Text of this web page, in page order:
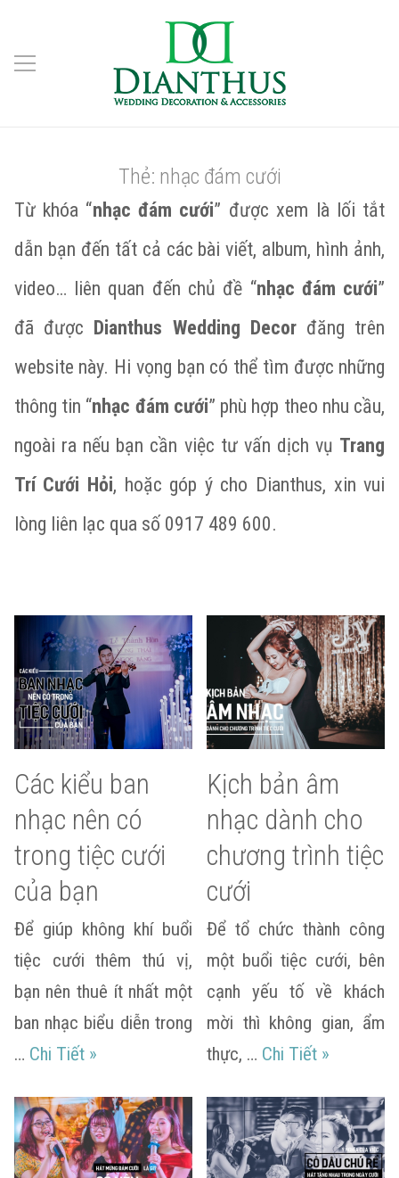
Thẻ: nhạc đám cưới
Từ khóa “nhạc đám cưới” được xem là lối tắt
dẫn bạn đến tất cả các bài viết, album, hình ảnh,
video… liên quan đến chủ đề “nhạc đám cưới”
đã được Dianthus Wedding Decorđăng trên
website này. Hi vọng bạn có thể tìm được những
thông tin “nhạc đám cưới” phù hợp theo nhu cầu,
ngoài ra nếu bạn cần việc tư vấn dịch vụ Trang
Trí Cưới Hỏi, hoặc góp ý cho Dianthus, xin vui
lòng liên lạc qua số 0917 489 600.
Các kiểu ban
nhạc nên có
trong tiệc cưới
của bạn
Để giúp không khí buổi
tiệc cưới thêm thú vị,
bạn nên thuê ít nhất một
ban nhạc biểu diễn trong
… Chi Tiết Các kiểu ban nhạc nên có trong tiệc cưới
»
Kịch bản âm
nhạc dành cho
chương trình tiệc
cưới
Để tổ chức thành công
một buổi tiệc cưới, bên
cạnh yếu tố về khách
mời thì không gian, ẩm
thực, … Chi Tiết Kịch bản
»